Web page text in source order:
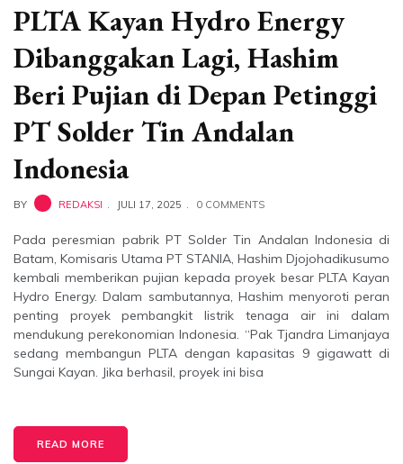
PLTA Kayan Hydro Energy
Dibanggakan Lagi, Hashim
Beri Pujian di Depan Petinggi
PT Solder Tin Andalan
Indonesia
BY REDAKSI JULI 17, 2025 0 COMMENTS
Pada peresmian pabrik PT Solder Tin Andalan Indonesia di
Batam, Komisaris Utama PT STANIA, Hashim Djojohadikusumo
kembali memberikan pujian kepada proyek besar PLTA Kayan
Hydro Energy. Dalam sambutannya, Hashim menyoroti peran
penting proyek pembangkit listrik tenaga air ini dalam
mendukung perekonomian Indonesia. “Pak Tjandra Limanjaya
sedang membangun PLTA dengan kapasitas 9 gigawatt di
Sungai Kayan. Jika berhasil, proyek ini bisa
READ MORE